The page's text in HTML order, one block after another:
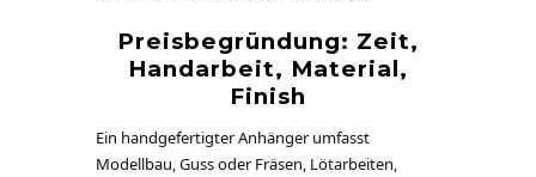
Preisbegründung: Zeit,
Handarbeit, Material,
Finish
Ein handgefertigter Anhänger umfasst
Modellbau, Guss oder Fräsen, Lötarbeiten,